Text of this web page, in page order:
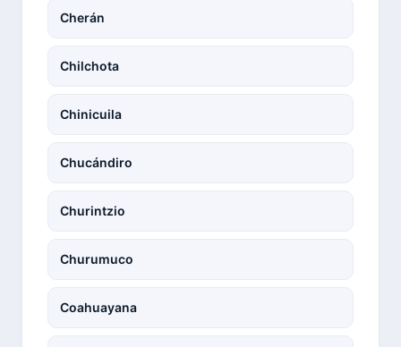
Cherán
Chilchota
Chinicuila
Chucándiro
Churintzio
Churumuco
Coahuayana